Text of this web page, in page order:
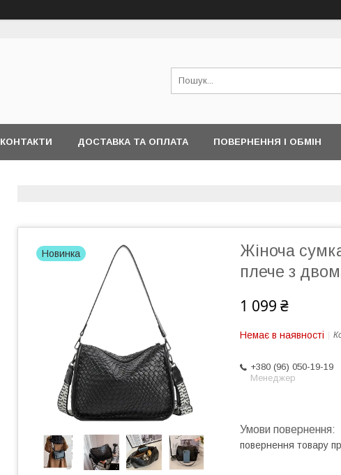
КОНТАКТИ ДОСТАВКА ТА ОПЛАТА ПОВЕРНЕННЯ І ОБМІН
Новинка
Жіноча
плече з
1 099 ₴
Немає в наявності
+380 (96) 050-19-19
Менеджер
повернення товару